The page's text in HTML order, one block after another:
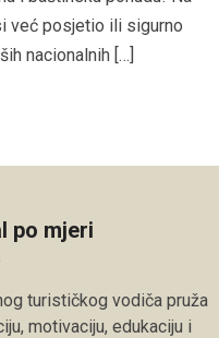
već posjetio ili sigurno
nacionalnih […]
po mjeri
turističkog vodiča pruža
motivaciju, edukaciju i